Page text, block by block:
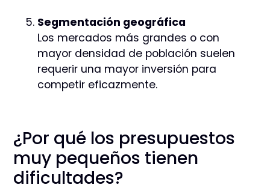
Segmentación geográfica
Los mercados más grandes o con
mayor densidad de población suelen
requerir una mayor inversión para
competir eficazmente.
¿Por qué los presupuestos
muy pequeños tienen
dificultades?